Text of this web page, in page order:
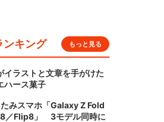
ンキング もっと見る
イラストと文章を手がけた
ハース菓子
みスマホ「Galaxy Z Fold
／Flip8」 3モデル同時に